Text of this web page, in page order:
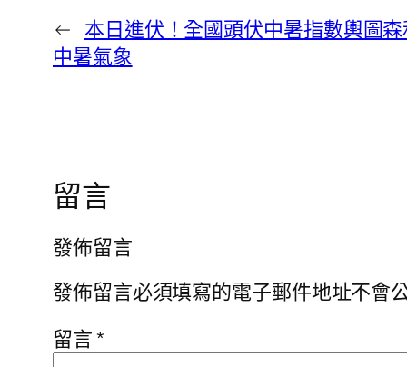
← 本日進伏！全國頭伏中暑指數輿圖
中暑氣象
留言
發佈留言
發佈留言必須填寫的電子郵件地址不會
留言*